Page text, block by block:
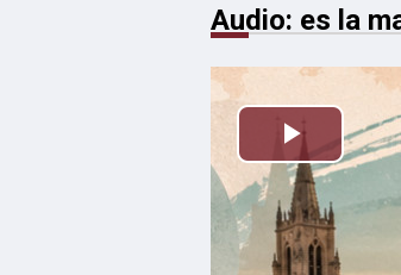
Audio: es la